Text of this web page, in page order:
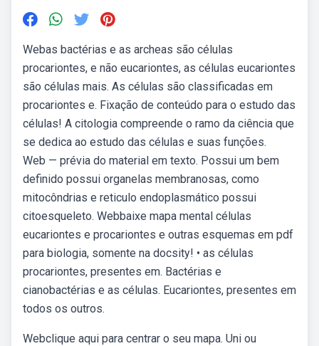
Webas bactérias e as archeas são células
procariontes, e não eucariontes, as células eucariontes
são células mais. As células são classificadas em
procariontes e. Fixação de conteúdo para o estudo das
células! A citologia compreende o ramo da ciência que
se dedica ao estudo das células e suas funções.
Web — prévia do material em texto. Possui um bem
definido possui organelas membranosas, como
mitocôndrias e reticulo endoplasmático possui
citoesqueleto. Webbaixe mapa mental células
eucariontes e procariontes e outras esquemas em pdf
para biologia, somente na docsity! • as células
procariontes, presentes em. Bactérias e
cianobactérias e as células. Eucariontes, presentes em
todos os outros.
Webclique aqui para centrar o seu mapa. Uni ou